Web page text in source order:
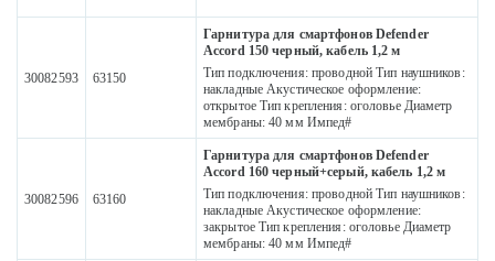
30082593 63150
Гарнитура для смартфонов Defender
Accord 150 черный, кабель 1,2 м
Тип подключения: проводной Тип наушников:
накладные Акустическое оформление:
открытое Тип крепления: оголовье Диаметр
мембраны: 40 мм Импед#
30082596 63160
Гарнитура для смартфонов Defender
Accord 160 черный+серый, кабель 1,2 м
Тип подключения: проводной Тип наушников:
накладные Акустическое оформление:
закрытое Тип крепления: оголовье Диаметр
мембраны: 40 мм Импед#